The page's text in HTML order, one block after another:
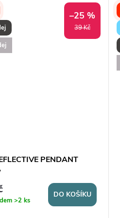
39 Kč
–25 %
PENDANT
>2 ks
DO KOŠÍKU